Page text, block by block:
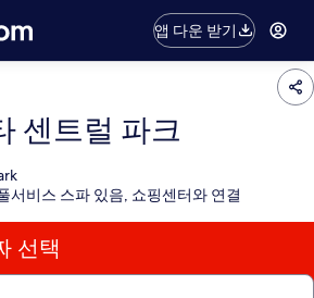
앱 다운 받기
센트럴 파크
서비스 스파 있음, 쇼핑센터와 연결
선택